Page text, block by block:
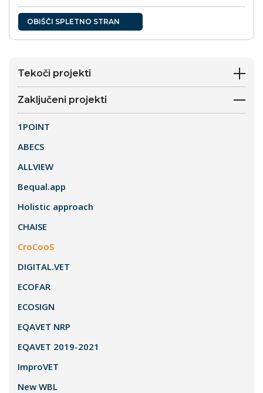
OBIŠČI SPLETNO STRAN
Tekoči projekti
Zaključeni projekti
1POINT
ABECS
ALLVIEW
Bequal.app
Holistic approach
CHAISE
CroCooS
DIGITAL.VET
ECOFAR
ECOSIGN
EQAVET NRP
EQAVET 2019-2021
ImproVET
New WBL